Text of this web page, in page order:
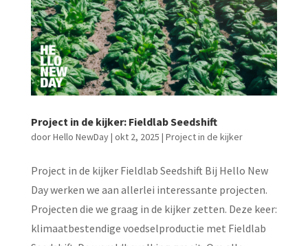
Project in de kijker: Fieldlab Seedshift
doorHello NewDay| okt 2, 2025 | Project in de kijker
Project in de kijker Fieldlab Seedshift Bij Hello New
Day werken we aan allerlei interessante projecten.
Projecten die we graag in de kijker zetten. Deze keer:
klimaatbestendige voedselproductie met Fieldlab